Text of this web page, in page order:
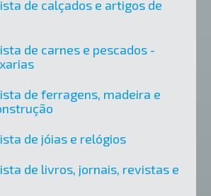
de calçados e artigos de
de carnes e pescados -
de ferragens, madeira e
de jóias e relógios
de livros, jornais, revistas e